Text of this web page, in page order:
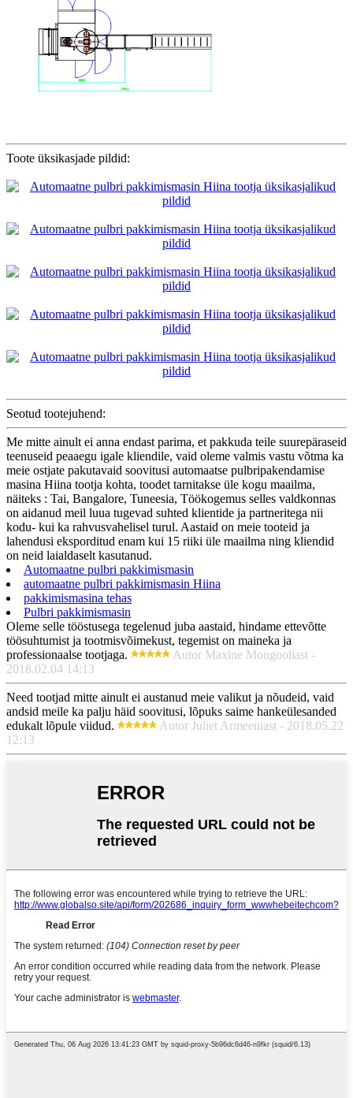
Toote üksikasjade pildid:
Seotud tootejuhend:
Me mitte ainult ei anna endast parima, et pakkuda teile suurepäraseid
teenuseid peaaegu igale kliendile, vaid oleme valmis vastu võtma ka
meie ostjate pakutavaid soovitusi automaatse pulbripakendamise
masina Hiina tootja kohta, toodet tarnitakse üle kogu maailma,
näiteks : Tai, Bangalore, Tuneesia, Töökogemus selles valdkonnas
on aidanud meil luua tugevad suhted klientide ja partneritega nii
kodu- kui ka rahvusvahelisel turul. Aastaid on meie tooteid ja
lahendusi eksporditud enam kui 15 riiki üle maailma ning kliendid
on neid laialdaselt kasutanud.
Automaatne pulbri pakkimismasin
automaatne pulbri pakkimismasin Hiina
pakkimismasina tehas
Pulbri pakkimismasin
Oleme selle tööstusega tegelenud juba aastaid, hindame ettevõtte
töösuhtumist ja tootmisvõimekust, tegemist on maineka ja
professionaalse tootjaga.
Autor Maxine Mongooliast -
2018.02.04 14:13
Need tootjad mitte ainult ei austanud meie valikut ja nõudeid, vaid
andsid meile ka palju häid soovitusi, lõpuks saime hankeülesanded
edukalt lõpule viidud.
Autor Juliet Armeeniast - 2018.05.22
12:13